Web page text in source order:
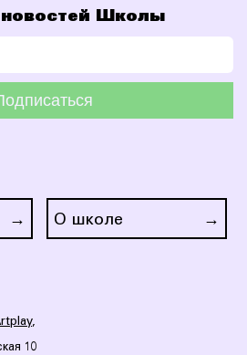
новостей Школы
О школе
,
10